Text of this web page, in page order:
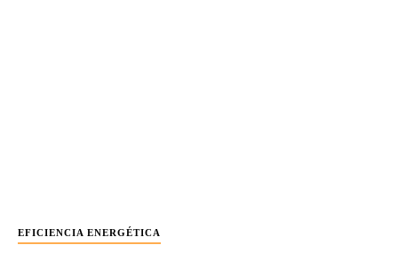
EFICIENCIA ENERGÉTICA